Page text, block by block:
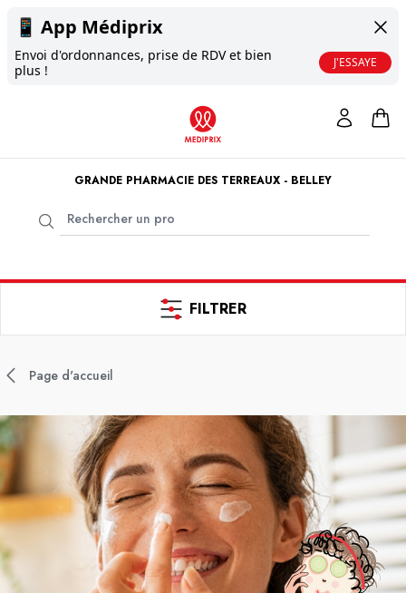
📱 App Médiprix
Envoi d'ordonnances, prise de RDV et bien
plus !
J'ESSAYE
GRANDE PHARMACIE DES TERREAUX - BELLEY
FILTRER
Page d'accueil